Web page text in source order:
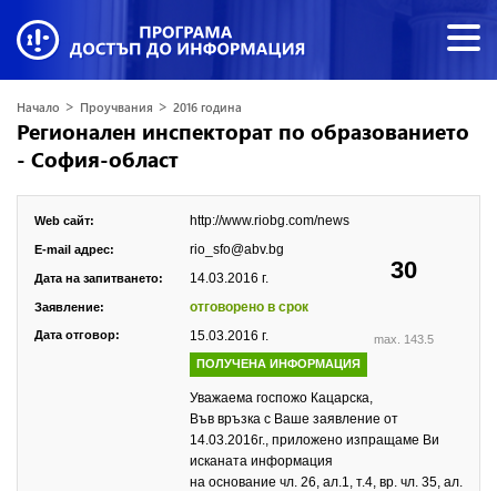
Начало > Проучвания > 2016 година
Регионален инспекторат по образованието
- София-област
30
max. 143.5
Web сайт: http://www.riobg.com/news
E-mail адрес: rio_sfo@abv.bg
Дата на запитването: 14.03.2016 г.
Заявление: отговорено в срок
Дата отговор: 15.03.2016 г.
ПОЛУЧЕНА ИНФОРМАЦИЯ
Уважаема госпожо Кацарска,
Във връзка с Ваше заявление от
14.03.2016г., приложено изпращаме Ви
исканата информация
на основание чл. 26, ал.1, т.4, вр. чл. 35, ал.